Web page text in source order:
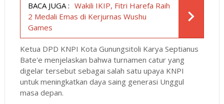
BACA JUGA : Wakili IKIP, Fitri Harefa Raih
2 Medali Emas di Kerjurnas Wushu
Games
Ketua DPD KNPI Kota Gunungsitoli Karya Septianus
Bate'e menjelaskan bahwa turnamen catur yang
digelar tersebut sebagai salah satu upaya KNPI
untuk meningkatkan daya saing generasi Unggul
masa depan.